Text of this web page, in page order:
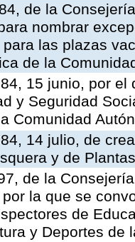
de la
nombrar
las plazas
de la
15 junio, por
y Seguridad
Comunidad
14 julio, de
y de
de la
la que se
de
y Deportes de